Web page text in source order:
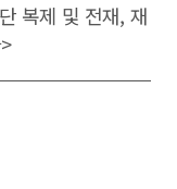
복제 및 전재, 재